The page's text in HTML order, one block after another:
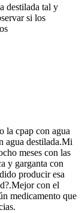
destilada tal y
si los
cpap con agua
agua destilada.Mi
meses con las
y garganta con
producir esa
con el
medicamento que